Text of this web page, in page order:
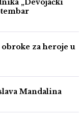
„Devojački
za heroje u
Mandalina